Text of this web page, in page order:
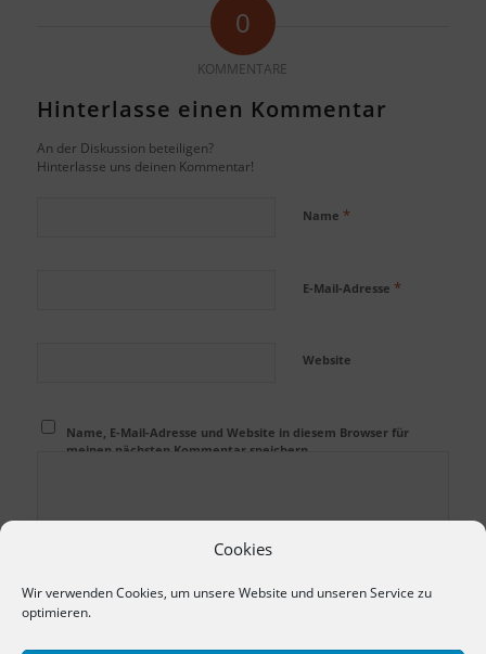
Cookies
Wir verwenden Cookies, um unsere Website und unseren Service zu
optimieren.
0
KOMMENTARE
Hinterlasse einen Kommentar
An der Diskussion beteiligen?
Hinterlasse uns deinen Kommentar!
Name *
E-Mail-Adresse *
Website
Name, E-Mail-Adresse und Website in diesem Browser für
meinen nächsten Kommentar speichern.